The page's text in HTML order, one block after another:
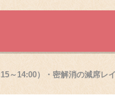
14:00）・密解消の減席レイ